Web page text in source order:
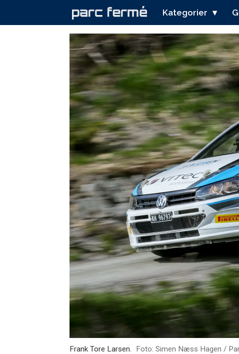
Kategorier
Frank Tore Larsen. Foto: Simen Næss Hagen /